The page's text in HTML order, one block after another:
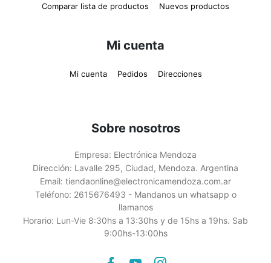
Comparar lista de productos
Nuevos productos
Mi cuenta
Mi cuenta Pedidos Direcciones
Sobre nosotros
Empresa: Electrónica Mendoza
Dirección: Lavalle 295, Ciudad, Mendoza. Argentina
Email: tiendaonline@electronicamendoza.com.ar
Teléfono: 2615676493 - Mandanos un whatsapp o
llamanos
Horario: Lun-Vie 8:30hs a 13:30hs y de 15hs a 19hs. Sab
9:00hs-13:00hs